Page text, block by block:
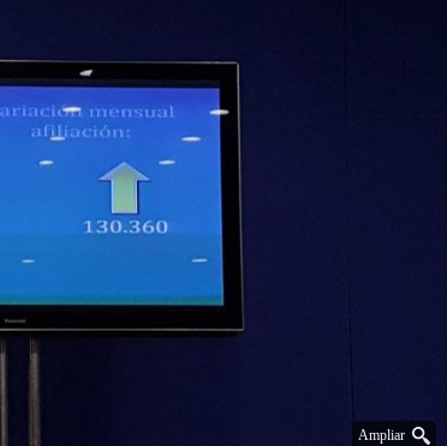
Ampliar